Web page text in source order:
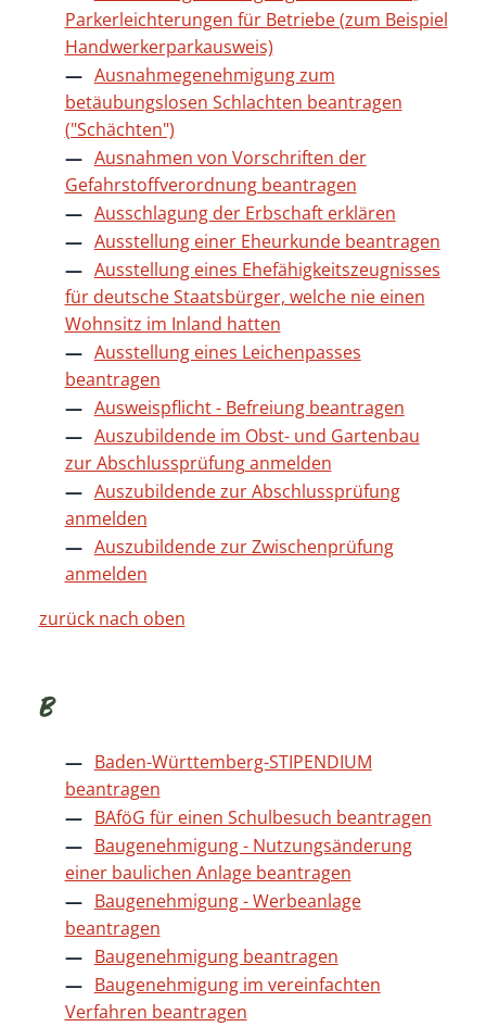
Parkerleichterungen für Betriebe (zum Beispiel
Handwerkerparkausweis)
Ausnahmegenehmigung zum
betäubungslosen Schlachten beantragen
("Schächten")
Ausnahmen von Vorschriften der
Gefahrstoffverordnung beantragen
Ausschlagung der Erbschaft erklären
Ausstellung einer Eheurkunde beantragen
Ausstellung eines Ehefähigkeitszeugnisses
für deutsche Staatsbürger, welche nie einen
Wohnsitz im Inland hatten
Ausstellung eines Leichenpasses
beantragen
Ausweispflicht - Befreiung beantragen
Auszubildende im Obst- und Gartenbau
zur Abschlussprüfung anmelden
Auszubildende zur Abschlussprüfung
anmelden
Auszubildende zur Zwischenprüfung
anmelden
zurück nach oben
B
Baden-Württemberg-STIPENDIUM
beantragen
BAföG für einen Schulbesuch beantragen
Baugenehmigung - Nutzungsänderung
einer baulichen Anlage beantragen
Baugenehmigung - Werbeanlage
beantragen
Baugenehmigung beantragen
Baugenehmigung im vereinfachten
Verfahren beantragen